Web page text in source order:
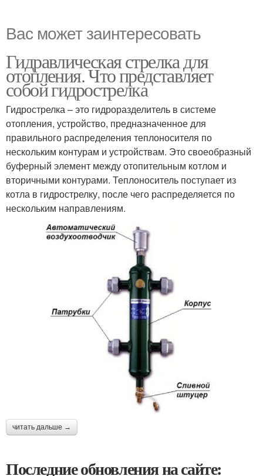
Вас может заинтересовать
Гидравлическая стрелка для
отопления. Что представляет
собой гидрострелка
Гидрострелка – это гидроразделитель в системе
отопления, устройство, предназначенное для
правильного распределения теплоносителя по
нескольким контурам и устройствам. Это своеобразный
буферный элемент между отопительным котлом и
вторичными контурами. Теплоноситель поступает из
котла в гидрострелку, после чего распределяется по
нескольким направлениям.
читать дальше →
Последние обновления на сайте: